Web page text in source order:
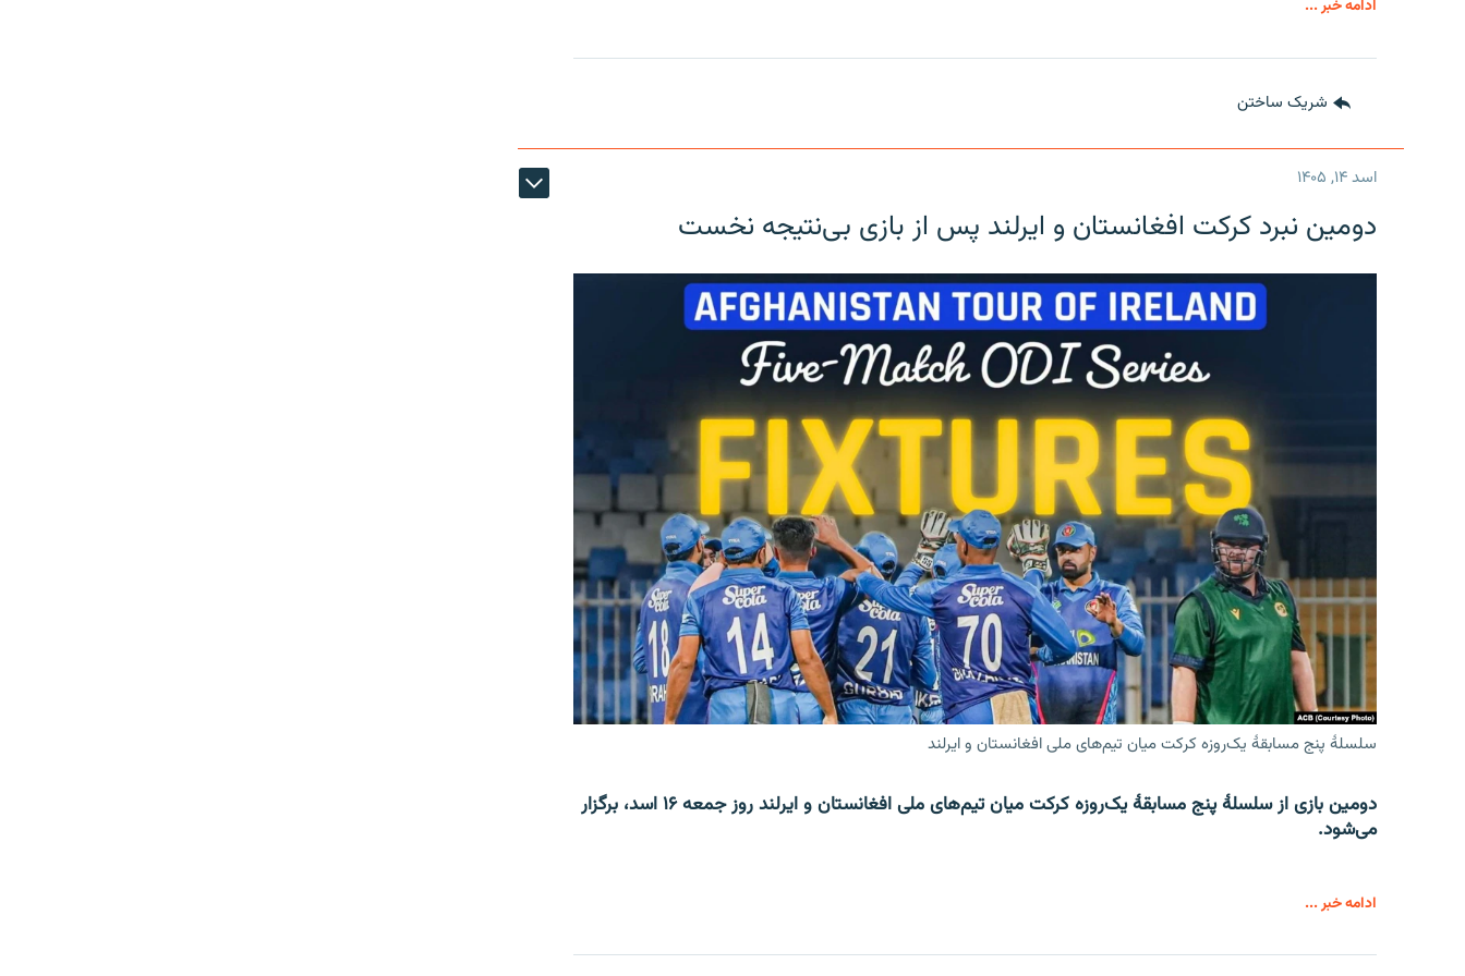
ادامه خبر ...
شریک ساختن
اسد ۱۴, ۱۴۰۵
دومین نبرد کرکت افغانستان و ایرلند پس از بازی بی‌نتیجه نخست
سلسلۀ پنج مسابقۀ یک‌روزه کرکت میان تیم‌های ملی افغانستان و ایرلند
دومین بازی از سلسلۀ پنج مسابقۀ یک‌روزه کرکت میان تیم‌های ملی افغانستان و ایرلند روز جمعه ۱۶ اسد، برگزار
می‌شود.
ادامه خبر ...